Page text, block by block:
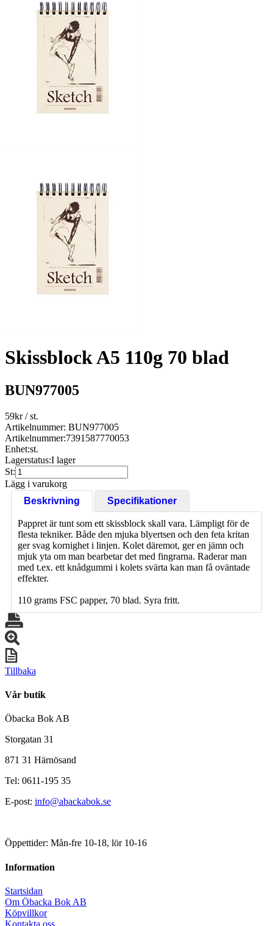
Skissblock A5 110g 70 blad
BUN977005
59kr/ st.
Artikelnummer: BUN977005
Artikelnummer:7391587770053
Enhet:st.
Lagerstatus:I lager
St:
Lägg i varukorg
Beskrivning
Specifikationer
Pappret är tunt som ett skissblock skall vara. Lämpligt för de
flesta tekniker. Både den mjuka blyertsen och den feta kritan
ger svag kornighet i linjen. Kolet däremot, ger en jämn och
mjuk yta om man bearbetar det med fingrarna. Raderar man
med t.ex. ett knådgummi i kolets svärta kan man få oväntade
effekter.
110 grams FSC papper, 70 blad. Syra fritt.
Tillbaka
Vår butik
Öbacka Bok AB
Storgatan 31
871 31 Härnösand
Tel: 0611-195 35
E-post: info@abackabok.se
Öppettider: Mån-fre 10-18, lör 10-16
Information
Startsidan
Om Öbacka Bok AB
Köpvillkor
Kontakta oss